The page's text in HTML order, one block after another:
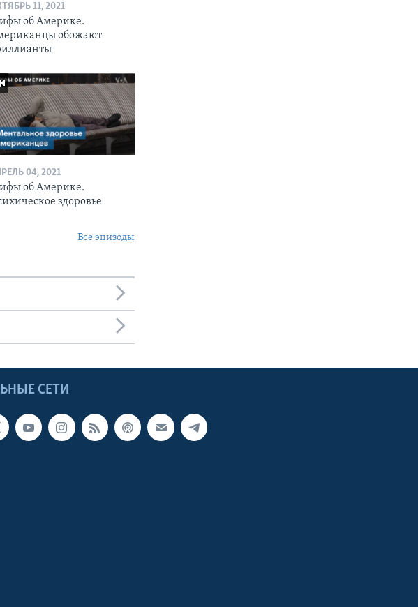
11, 2021
об Америке.
обожают
04, 2021
об Америке.
здоровье
Все эпизоды
СЕТИ